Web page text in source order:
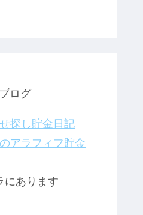
ログ
探し貯金日記
アラフィフ貯金
にあります